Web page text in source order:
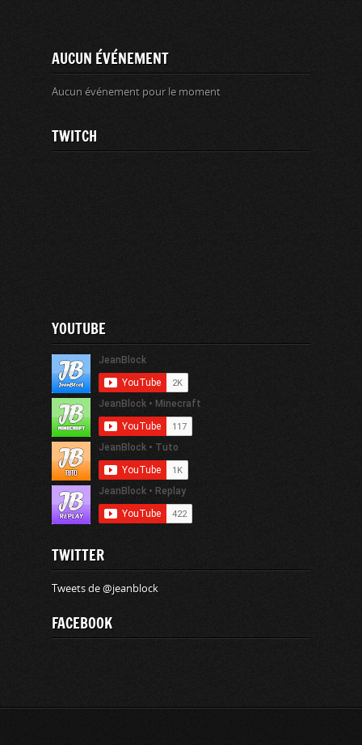
AUCUN ÉVÉNEMENT
Aucun événement pour le moment
TWITCH
YOUTUBE
TWITTER
Tweets de @jeanblock
FACEBOOK